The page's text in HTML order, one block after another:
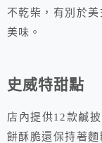
不乾柴，有別於
美味。
史威特甜點
店內提供12款鹹
餅酥脆還保持著